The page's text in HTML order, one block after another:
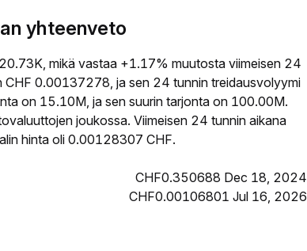
yhteenveto
mikä vastaa +1.17% muutosta viimeisen 24
0.00137278, ja sen 24 tunnin treidausvolyymi
on 15.10M, ja sen suurin tarjonta on 100.00M.
joukossa. Viimeisen 24 tunnin aikana
hinta oli 0.00128307 CHF.
CHF0.350688 Dec 18, 2024
CHF0.00106801 Jul 16, 2026